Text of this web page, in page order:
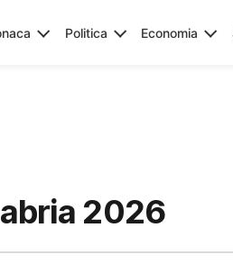
Politica Economia
2026